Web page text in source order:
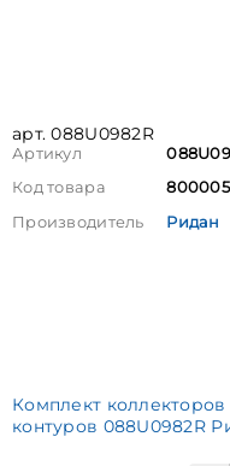
арт. 088U0982R
Артикул
Код товара
Производитель
Ридан
Комплект коллекторов
контуров 088U0982R